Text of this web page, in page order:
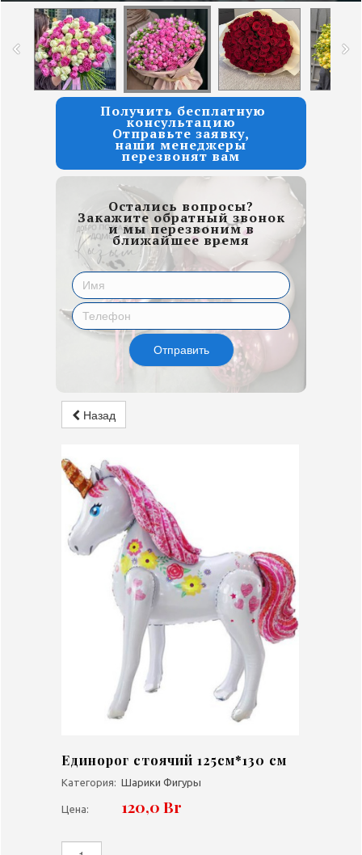
Получить бесплатную
консультацию
Отправьте заявку,
наши менеджеры
перезвонят вам
Остались вопросы?
Закажите обратный звонок
и мы перезвоним в
ближайшее время
Отправить
Назад
Единорог стоячий 125см*130 см
Категория: Шарики Фигуры
Цена: 120,0 Br